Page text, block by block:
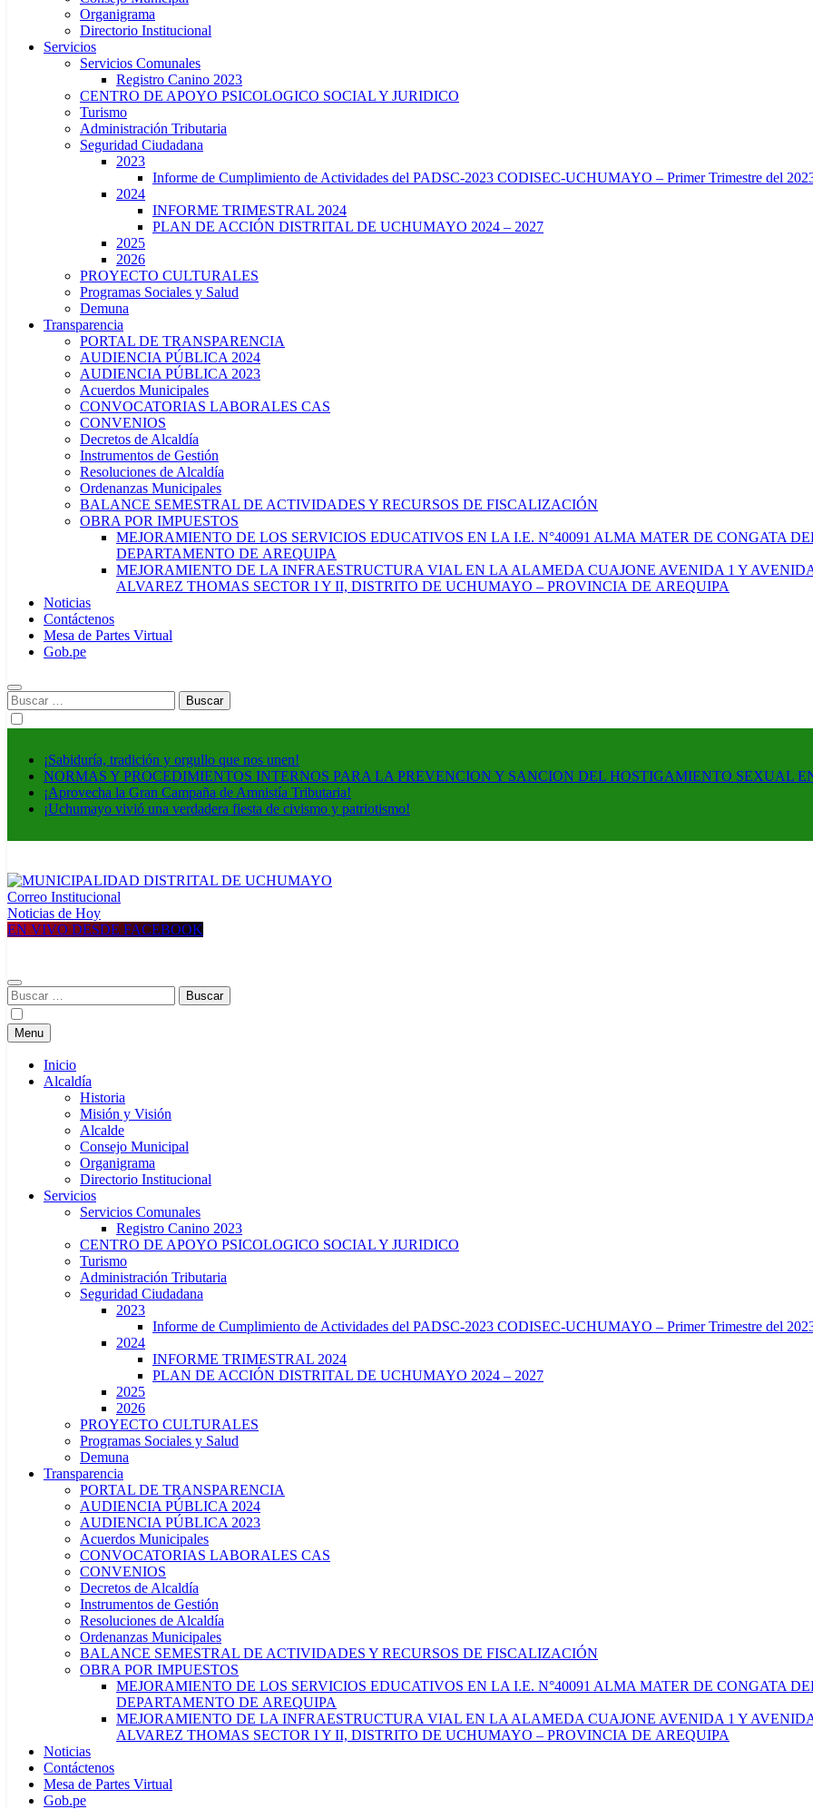
Organigrama
Directorio Institucional
Servicios
Servicios Comunales
Registro Canino 2023
CENTRO DE APOYO PSICOLOGICO SOCIAL Y JURIDICO
Turismo
Administración Tributaria
Seguridad Ciudadana
2023
Informe de Cumplimiento de Actividades del PADSC-2023 CODISEC-UCHUMAYO – Primer Trimestre del
2024
INFORME TRIMESTRAL 2024
PLAN DE ACCIÓN DISTRITAL DE UCHUMAYO 2024 – 2027
2025
2026
PROYECTO CULTURALES
Programas Sociales y Salud
Demuna
Transparencia
PORTAL DE TRANSPARENCIA
AUDIENCIA PÚBLICA 2024
AUDIENCIA PÚBLICA 2023
Acuerdos Municipales
CONVOCATORIAS LABORALES CAS
CONVENIOS
Decretos de Alcaldía
Instrumentos de Gestión
Resoluciones de Alcaldía
Ordenanzas Municipales
BALANCE SEMESTRAL DE ACTIVIDADES Y RECURSOS DE FISCALIZACIÓN
OBRA POR IMPUESTOS
MEJORAMIENTO DE LOS SERVICIOS EDUCATIVOS EN LA I.E. N°40091 ALMA MATER DE CONGATA
DEPARTAMENTO DE AREQUIPA
MEJORAMIENTO DE LA INFRAESTRUCTURA VIAL EN LA ALAMEDA CUAJONE AVENIDA 1 Y
ALVAREZ THOMAS SECTOR I Y II, DISTRITO DE UCHUMAYO – PROVINCIA DE AREQUIPA
Noticias
Contáctenos
Mesa de Partes Virtual
Gob.pe
Buscar:
¡Sabiduría, tradición y orgullo que nos unen!
NORMAS Y PROCEDIMIENTOS INTERNOS PARA LA PREVENCION Y SANCION DEL HOSTIGAMIENTO SEXUAL
¡Aprovecha la Gran Campaña de Amnistía Tributaria!
¡Uchumayo vivió una verdadera fiesta de civismo y patriotismo!
MUNICIPALIDAD DISTRITAL DE UCHUMAYO
Construyendo una nueva Historia
Correo Institucional
Noticias de Hoy
EN VIVO DESDE FACEBOOK
Buscar:
Menu
Inicio
Alcaldía
Historia
Misión y Visión
Alcalde
Consejo Municipal
Organigrama
Directorio Institucional
Servicios
Servicios Comunales
Registro Canino 2023
CENTRO DE APOYO PSICOLOGICO SOCIAL Y JURIDICO
Turismo
Administración Tributaria
Seguridad Ciudadana
2023
Informe de Cumplimiento de Actividades del PADSC-2023 CODISEC-UCHUMAYO – Primer Trimestre del
2024
INFORME TRIMESTRAL 2024
PLAN DE ACCIÓN DISTRITAL DE UCHUMAYO 2024 – 2027
2025
2026
PROYECTO CULTURALES
Programas Sociales y Salud
Demuna
Transparencia
PORTAL DE TRANSPARENCIA
AUDIENCIA PÚBLICA 2024
AUDIENCIA PÚBLICA 2023
Acuerdos Municipales
CONVOCATORIAS LABORALES CAS
CONVENIOS
Decretos de Alcaldía
Instrumentos de Gestión
Resoluciones de Alcaldía
Ordenanzas Municipales
BALANCE SEMESTRAL DE ACTIVIDADES Y RECURSOS DE FISCALIZACIÓN
OBRA POR IMPUESTOS
MEJORAMIENTO DE LOS SERVICIOS EDUCATIVOS EN LA I.E. N°40091 ALMA MATER DE CONGATA
DEPARTAMENTO DE AREQUIPA
MEJORAMIENTO DE LA INFRAESTRUCTURA VIAL EN LA ALAMEDA CUAJONE AVENIDA 1 Y
ALVAREZ THOMAS SECTOR I Y II, DISTRITO DE UCHUMAYO – PROVINCIA DE AREQUIPA
Noticias
Contáctenos
Mesa de Partes Virtual
Gob.pe